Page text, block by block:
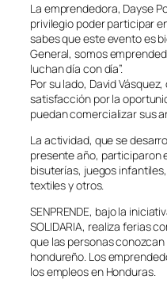
La emprendedora, Dayse
privilegio poder participar
sabes que este evento es
General, somos
luchan día con día”.
Por su lado, David
satisfacción por la
puedan comercializar sus
La actividad, que se
presente año, participaron
bisuterías, juegos
textiles y otros.
SENPRENDE, bajo la
SOLIDARIA, realiza ferias
que las personas
hondureño. Los
los empleos en Honduras.